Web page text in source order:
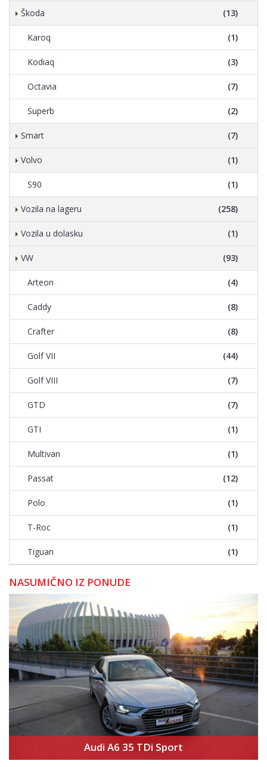
Škoda (13)
Karoq (1)
Kodiaq (3)
Octavia (7)
Superb (2)
Smart (7)
Volvo (1)
S90 (1)
Vozila na lageru (258)
Vozila u dolasku (1)
VW (93)
Arteon (4)
Caddy (8)
Crafter (8)
Golf VII (44)
Golf VIII (7)
GTD (7)
GTI (1)
Multivan (1)
Passat (12)
Polo (1)
T-Roc (1)
Tiguan (1)
NASUMIČNO IZ PONUDE
Audi A6 35 TDi Sport